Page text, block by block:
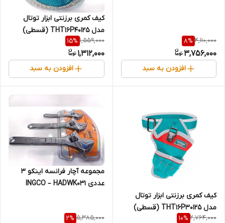
4,110,000
8%
3,756,000
افزودن به سبد
کیف کمری برزنتی ابزار توتال
مدل THT16P40125 (قسطی)
1,559,000
15%
1,312,000
افزودن به سبد
کیف کمری برزنتی ابزار توتال
مدل THT16P30125 (قسطی)
2,764,000
10%
مجموعه آچار فرانسه اینکو 3
عددی INGCO – HADWK031
5,385,000
2%